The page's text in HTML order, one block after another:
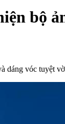
bộ
dáng vóc tuyệt